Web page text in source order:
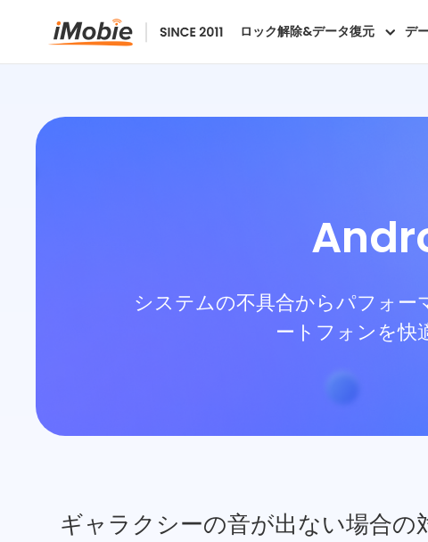
ロック解除&データ復元 デ
システムの不具合からパフォ
ートフォンを快
ギャラクシーの音が出ない場合の